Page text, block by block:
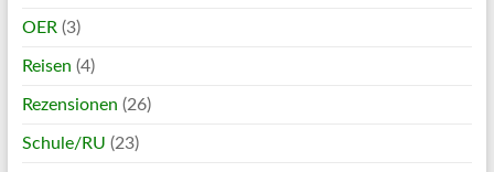
OER(3)
Reisen (4)
Rezensionen (26)
Schule/RU (23)